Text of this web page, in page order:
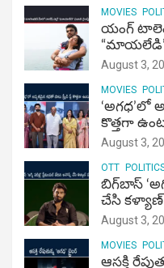
MOVIES
యంగ్
“మాయలేడి”
August 3,
MOVIES
‘అగధ’లో
కొత్తగా
August 3,
OTT
బిగ్‌బాస్
చేసి
August 3,
MOVIES
ఆసక్తి